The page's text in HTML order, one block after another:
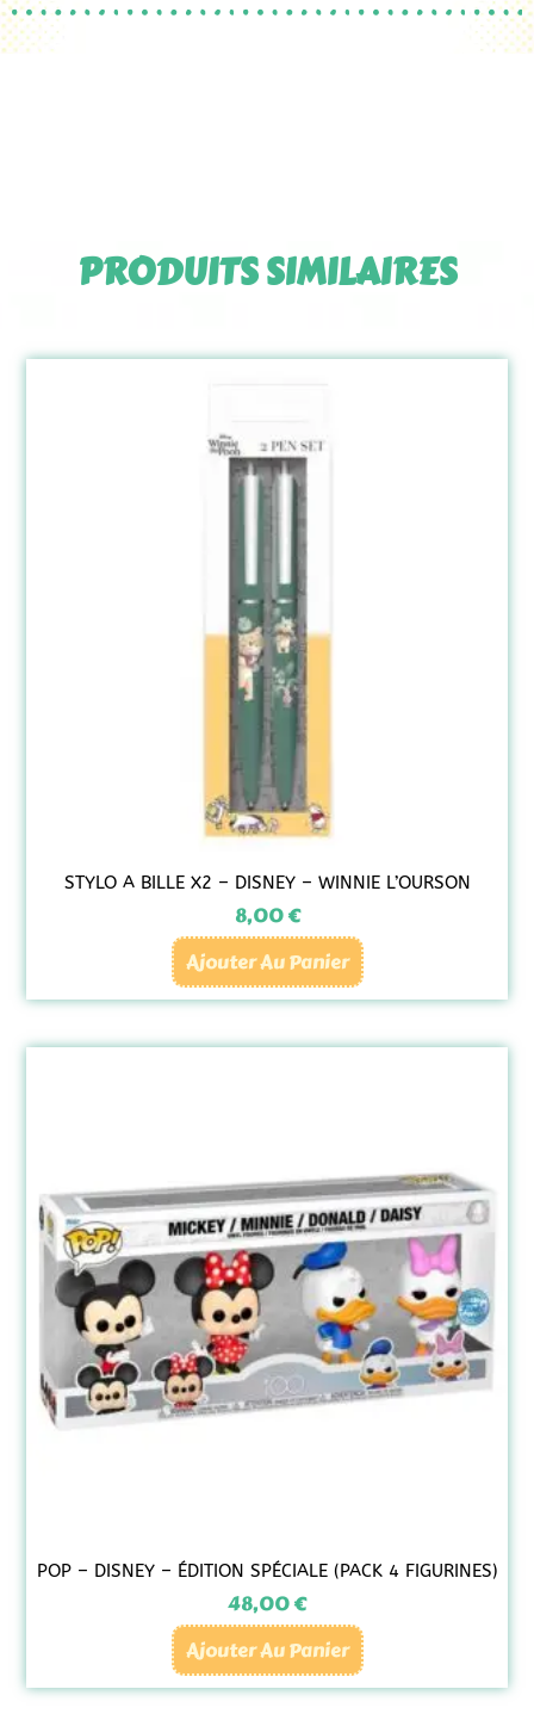
PRODUITS SIMILAIRES
STYLO A BILLE X2 – DISNEY – WINNIE L’OURSON
8,00€
Ajouter Au Panier
POP – DISNEY – ÉDITION SPÉCIALE (PACK 4 FIGURINES)
48,00€
Ajouter Au Panier